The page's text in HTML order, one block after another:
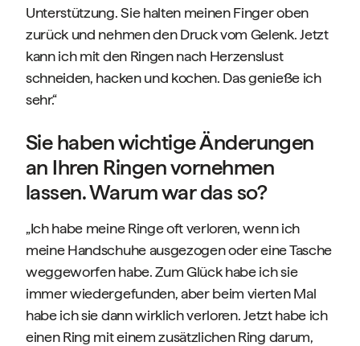
Unterstützung. Sie halten meinen Finger oben
zurück und nehmen den Druck vom Gelenk. Jetzt
kann ich mit den Ringen nach Herzenslust
schneiden, hacken und kochen. Das genieße ich
sehr.“
Sie haben wichtige Änderungen
an Ihren Ringen vornehmen
lassen. Warum war das so?
„Ich habe meine Ringe oft verloren, wenn ich
meine Handschuhe ausgezogen oder eine Tasche
weggeworfen habe. Zum Glück habe ich sie
immer wiedergefunden, aber beim vierten Mal
habe ich sie dann wirklich verloren. Jetzt habe ich
einen Ring mit einem zusätzlichen Ring darum,